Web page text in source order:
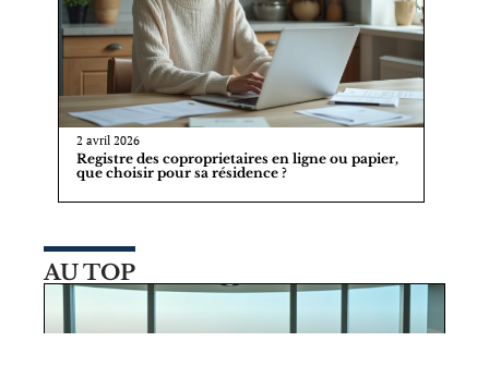
2 avril 2026
Registre des coproprietaires en ligne ou papier,
que choisir pour sa résidence ?
AU TOP
29 juillet 2026